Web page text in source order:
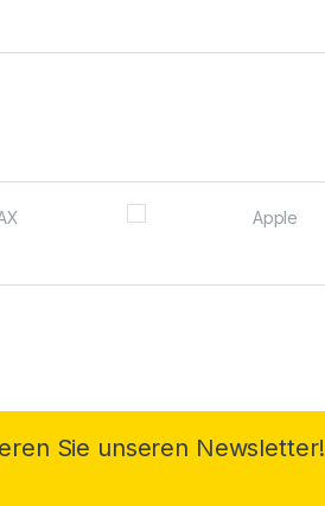
Sie unseren Newsletter!